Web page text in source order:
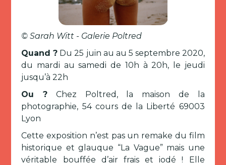
© Sarah Witt - Galerie Poltred
Quand ? Du 25 juin au au 5 septembre 2020,
du mardi au samedi de 10h à 20h, le jeudi
jusqu’à 22h
Ou ? Chez Poltred, la maison de la
photographie, 54 cours de la Liberté 69003
Lyon
Cette exposition n’est pas un remake du film
historique et glauque “La Vague” mais une
véritable bouffée d’air frais et iodé ! Elle